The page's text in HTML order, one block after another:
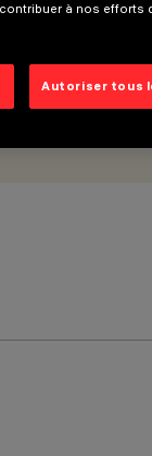
à nos efforts
Autoriser tous